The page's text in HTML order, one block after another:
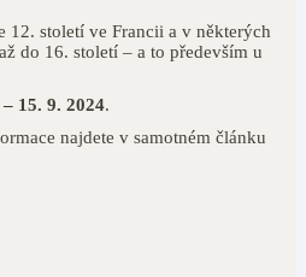
12. století ve Francii a v některých
do 16. století – a to především u
– 15. 9. 2024.
najdete v samotném článku